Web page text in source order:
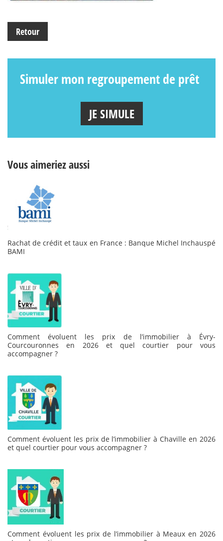
Retour
Simuler mon regroupement de prêt
JE SIMULE
Vous aimeriez aussi
Rachat de crédit et taux en France : Banque Michel Inchauspé
BAMI
Comment évoluent les prix de l’immobilier à Évry-
Courcouronnes en 2026 et quel courtier pour vous
accompagner ?
Comment évoluent les prix de l’immobilier à Chaville en 2026
et quel courtier pour vous accompagner ?
Comment évoluent les prix de l’immobilier à Meaux en 2026